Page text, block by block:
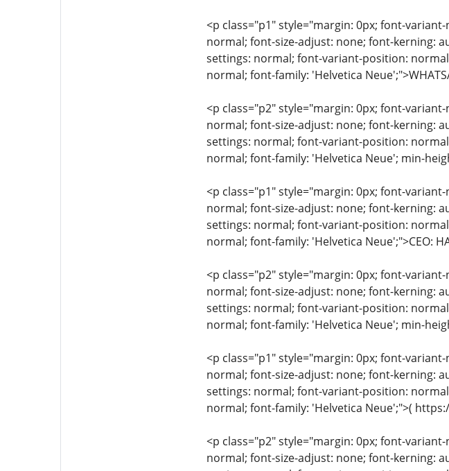
<p class="p1" style="margin: 0px; font-
normal; font-size-adjust: none; font-kerning:
settings: normal; font-variant-position:
normal; font-family: 'Helvetica
<p class="p2" style="margin: 0px; font-
normal; font-size-adjust: none; font-kerning:
settings: normal; font-variant-position:
normal; font-family: 'Helvetica Neue'; min-
<p class="p1" style="margin: 0px; font-
normal; font-size-adjust: none; font-kerning:
settings: normal; font-variant-position:
normal; font-family: 'Helvetica Neue';">CEO:
<p class="p2" style="margin: 0px; font-
normal; font-size-adjust: none; font-kerning:
settings: normal; font-variant-position:
normal; font-family: 'Helvetica Neue'; min-
<p class="p1" style="margin: 0px; font-
normal; font-size-adjust: none; font-kerning:
settings: normal; font-variant-position:
normal; font-family: 'Helvetica Neue';">(
<p class="p2" style="margin: 0px; font-
normal; font-size-adjust: none; font-kerning: